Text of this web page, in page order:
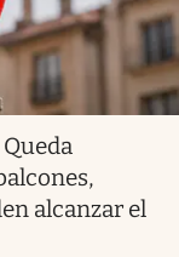
alcanzar el